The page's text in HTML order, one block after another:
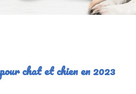
chat et chien en 2023